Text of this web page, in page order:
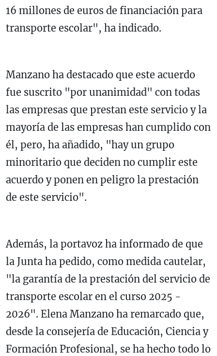
16 millones de euros de financiación para
transporte escolar", ha indicado.
Manzano ha destacado que este acuerdo
fue suscrito "por unanimidad" con todas
las empresas que prestan este servicio y la
mayoría de las empresas han cumplido con
él, pero, ha añadido, "hay un grupo
minoritario que deciden no cumplir este
acuerdo y ponen en peligro la prestación
de este servicio".
Además, la portavoz ha informado de que
la Junta ha pedido, como medida cautelar,
"la garantía de la prestación del servicio de
transporte escolar en el curso 2025 -
2026". Elena Manzano ha remarcado que,
desde la consejería de Educación, Ciencia y
Formación Profesional, se ha hecho todo lo